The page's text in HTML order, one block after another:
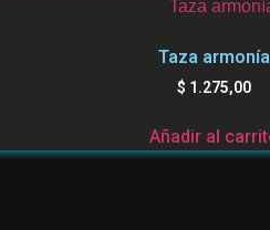
Taza armonía
$ 1.275,00
Añadir al